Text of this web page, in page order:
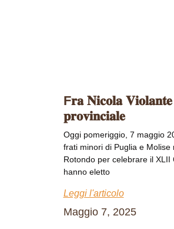
F𝐫𝐚 𝐍𝐢𝐜𝐨𝐥𝐚
𝐩𝐫𝐨𝐯𝐢𝐧𝐜𝐢𝐚𝐥𝐞
Oggi pomeriggio, 7 maggio
frati minori di Puglia e Molise
Rotondo per celebrare il XLII
hanno eletto
Leggi l'articolo
Maggio 7, 2025